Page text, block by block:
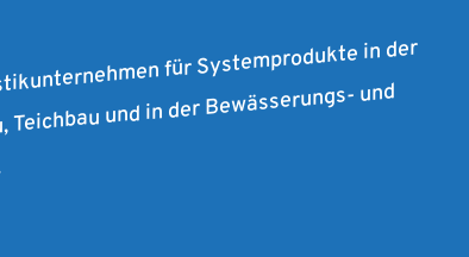
für Systemprodukte in der
und in der Bewässerungs- und